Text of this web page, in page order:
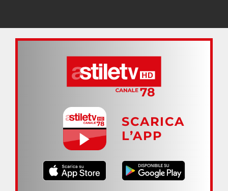
SCARICA
L’APP